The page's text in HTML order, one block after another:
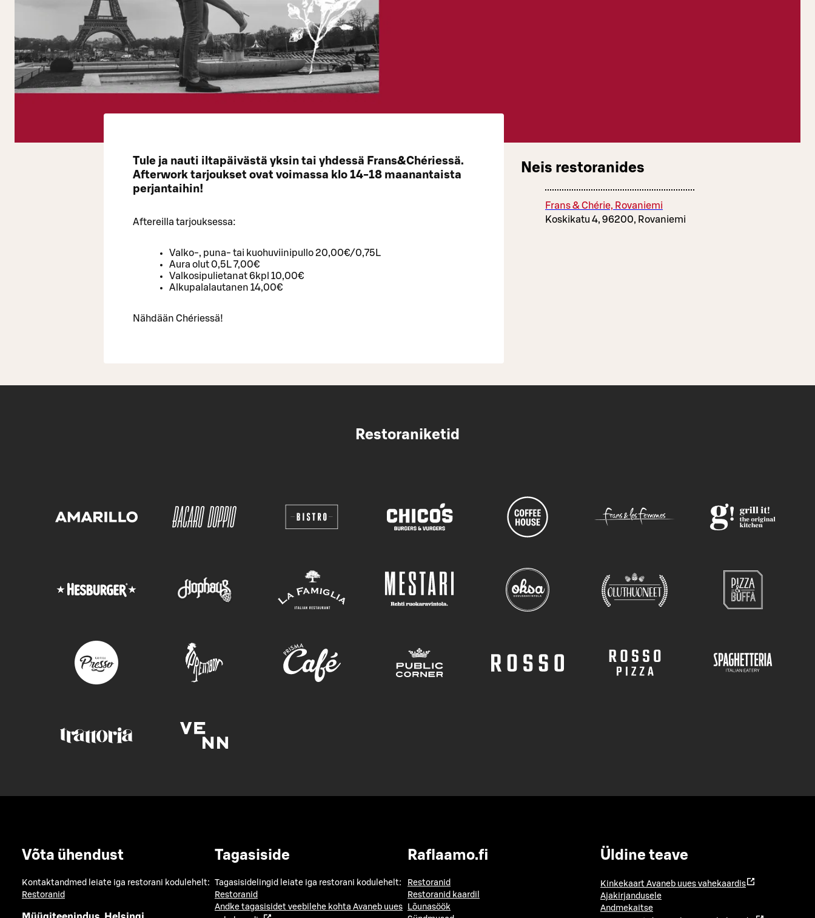
Tule ja nauti iltapäivästä yksin tai yhdessä Frans&Chériessä.
Afterwork tarjoukset ovat voimassa klo 14-18 maanantaista
perjantaihin!
Aftereilla tarjouksessa:
Valko-, puna- tai kuohuviinipullo 20,00€/0,75L
Aura olut 0,5L 7,00€
Valkosipulietanat 6kpl 10,00€
Alkupalalautanen 14,00€
Nähdään Chériessä!
Neis restoranides
Frans & Chérie, Rovaniemi
Koskikatu 4, 96200, Rovaniemi
Restoraniketid
Võta ühendust
Kontaktandmed leiate iga restorani kodulehelt:
Restoranid
Tagasiside
Tagasisidelingid leiate iga restorani kodulehelt:
Restoranid
Andke tagasisidet veebilehe kohta Avaneb uues
Raflaamo.fi
Restoranid
Restoranid kaardil
Lõunasöök
Üldine teave
Kinkekaart Avaneb uues vahekaardis
Ajakirjandusele
Andmekaitse